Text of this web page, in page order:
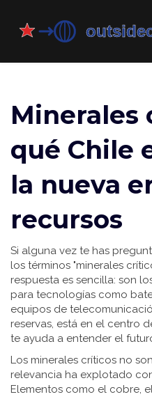
Minerales
qué Chile
la nueva
recursos
Si alguna vez te has
los términos "minerales
respuesta es sencilla: son
para tecnologías como
equipos de
reservas, está en el centro
te ayuda a entender el
Los minerales críticos no
relevancia ha explotado
Elementos como el cobre,